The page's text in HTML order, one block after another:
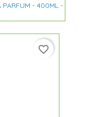
PARFUM - 400ML -
favorite_border